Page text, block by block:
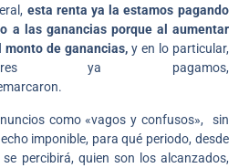
esta renta ya la estamos pagando
a las ganancias porque al aumentar
monto de ganancias,y en lo particular,
ya pagamos,
como «vagos y confusos», sin
imponible, para qué periodo, desde
percibirá, quien son los alcanzados,